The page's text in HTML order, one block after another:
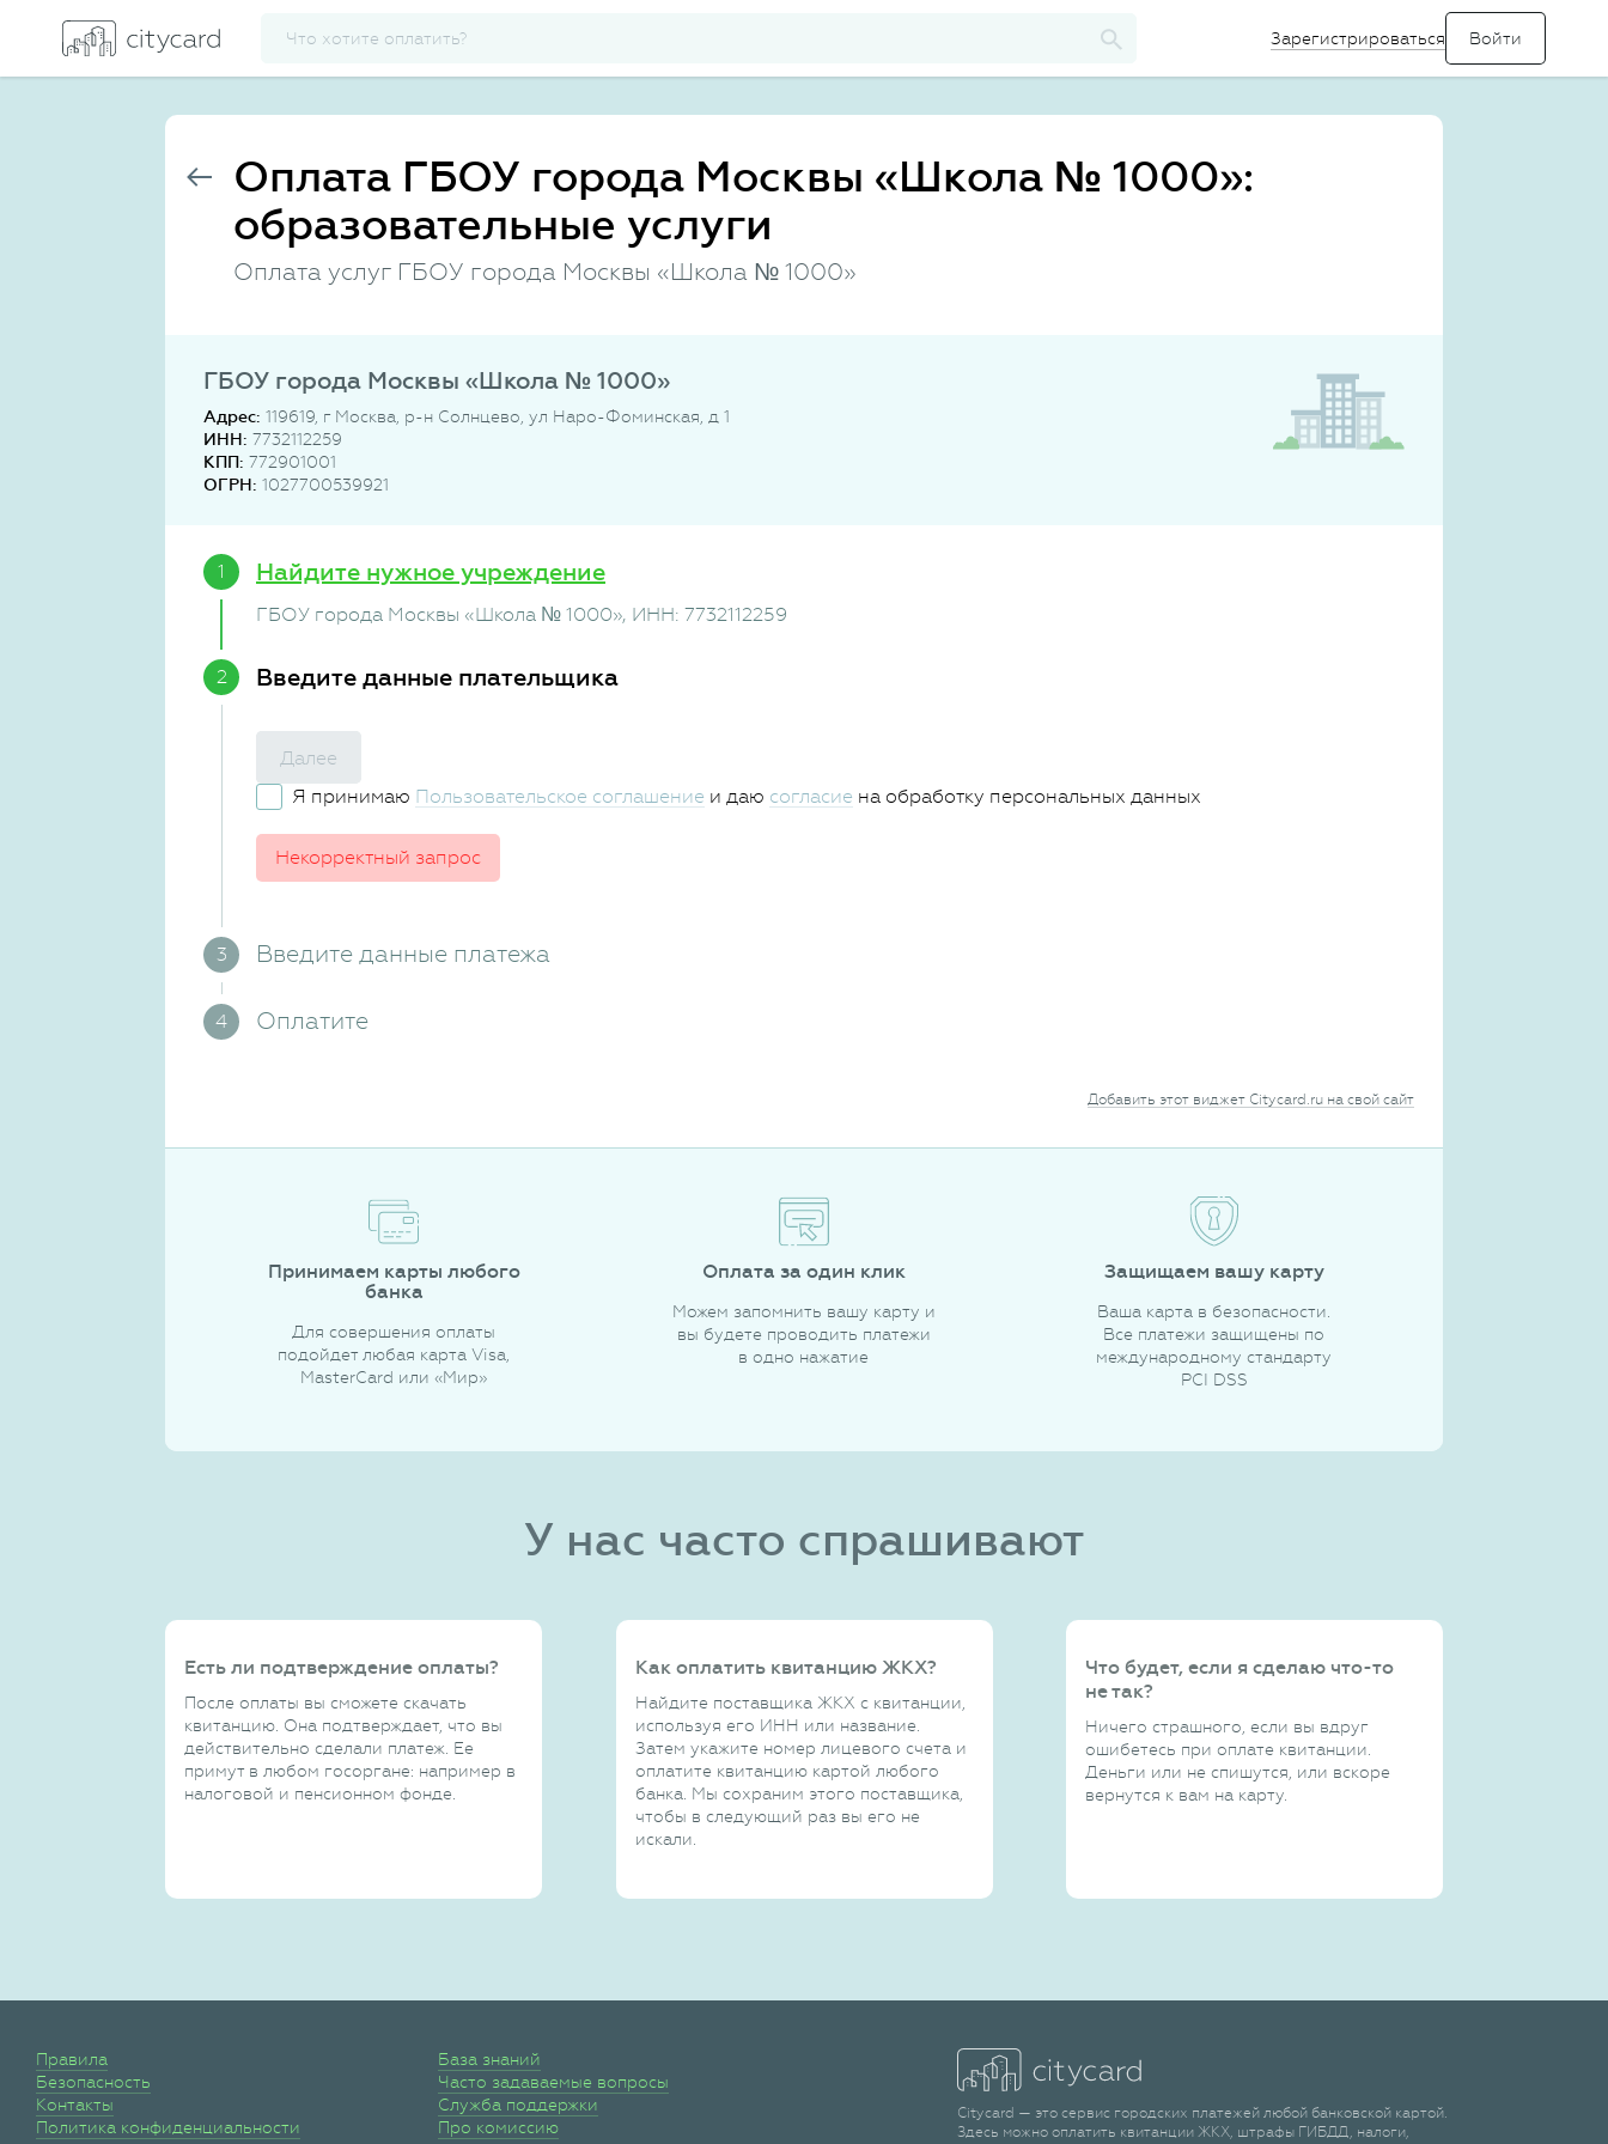
Зарегистрироваться
Оплата ГБОУ города Москвы «Школа № 1000»:
образовательные услуги
Оплата услуг ГБОУ города Москвы «Школа № 1000»
ГБОУ города Москвы «Школа № 1000»
Адрес: 119619, г Москва, р-н Солнцево, ул Наро-Фоминская, д 1
ИНН: 7732112259
КПП: 772901001
ОГРН: 1027700539921
Найдите нужное учреждение
ГБОУ города Москвы «Школа № 1000», ИНН: 7732112259
Введите данные плательщика
Далее
Я принимаю Пользовательское соглашение и даю согласие на обработку персональных данных
Некорректный запрос
Введите данные платежа
Оплатите
Добавить этот виджет Citycard.ru на свой сайт
Принимаем карты любого
банка
Для совершения оплаты
подойдет любая карта Visa,
MasterCard или «Мир»
Оплата за один клик
Можем запомнить вашу карту и
вы будете проводить платежи
в одно нажатие
Защищаем вашу карту
Ваша карта в безопасности.
Все платежи защищены по
международному стандарту
PCI DSS
У нас часто спрашивают
Есть ли подтверждение оплаты?
После оплаты вы сможете скачать
квитанцию. Она подтверждает, что вы
действительно сделали платеж. Ее
примут в любом госоргане: например в
налоговой и пенсионном фонде.
Как оплатить квитанцию ЖКХ?
Найдите поставщика ЖКХ с квитанции,
используя его ИНН или название.
Затем укажите номер лицевого счета и
оплатите квитанцию картой любого
банка. Мы сохраним этого поставщика,
чтобы в следующий раз вы его не
искали.
Что будет, если я сделаю что-то
не так?
Ничего страшного, если вы вдруг
ошибетесь при оплате квитанции.
Деньги или не спишутся, или вскоре
вернутся к вам на карту.
Правила
Безопасность
Контакты
Политика конфиденциальности
База знаний
Часто задаваемые вопросы
Служба поддержки
Про комиссию
Citycard — это сервис городских платежей любой банковской картой.
Здесь можно оплатить квитанции ЖКХ, штрафы ГИБДД, налоги,